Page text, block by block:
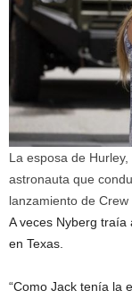
La esposa de
astronauta que
lanzamiento de Crew
A veces Nyberg traía
en Texas.
“Como Jack tenía la